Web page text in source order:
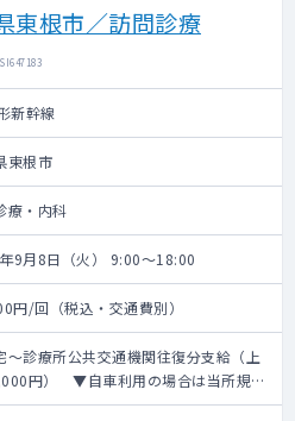
東根市／訪問診療
新幹線
東根市
療・内科
9月8日（火） 9:00～18:00
円/回（税込・交通費別）
診療所公共交通機関往復分支給（上
円） ▼自車利用の場合は当所規定
算＋高速代支給